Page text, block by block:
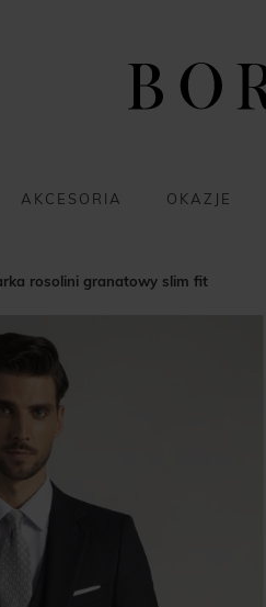
AKCESORIA OKAZJE
rosolini granatowy slim fit